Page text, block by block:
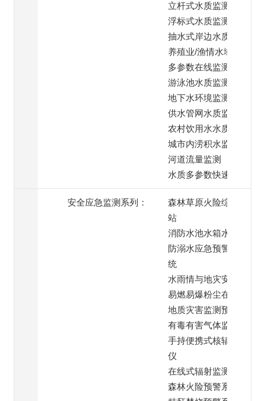
立杆式水质监测系统
浮标式水质监测系统
抽水式岸边水质监测
养殖业/渔情水域监测
多参数在线监测系统
游泳池水质监测系统
地下水环境监测
供水管网水质监测
农村饮用水水质监测
城市内涝积水监测
河道流量监测
水质多参数快速检测
安全应急监测系列：
森林草原火险综合监测
站
消防水池水箱水位监测
防溺水应急预警喊话系
统
水雨情与地灾安全监测
易燃易爆粉尘在线监测
地质灾害监测预警系统
有毒有害气体监测
手持便携式核辐射检测
仪
在线式辐射监测仪
森林火险预警系统